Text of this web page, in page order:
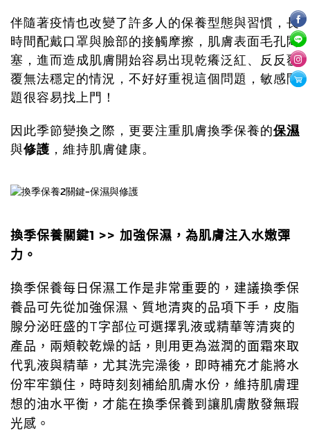
伴隨著疫情也改變了許多人的保養型態與習慣，長
時間配戴口罩與臉部的接觸摩擦，肌膚表面毛孔悶
塞，進而造成肌膚開始容易出現乾癢泛紅、反反覆
覆無法穩定的情況，不好好重視這個問題，敏感問
題很容易找上門！
因此季節變換之際，更要注重肌膚換季保養的保濕
與修護 ，維持肌膚健康。
換季保養關鍵1 >> 加強保濕，為肌膚注入水嫩彈
力。
換季保養每日保濕工作是非常重要的，建議換季保
養品可先從加強保濕、質地清爽的品項下手，皮脂
腺分泌旺盛的T字部位可選擇乳液或精華等清爽的
產品，兩頰較乾燥的話，則用更為滋潤的面霜來取
代乳液與精華，尤其洗完澡後，即時補充才能將水
份牢牢鎖住，時時刻刻補給肌膚水份，維持肌膚理
想的油水平衡，才能在換季保養到讓肌膚散發無瑕
光感。